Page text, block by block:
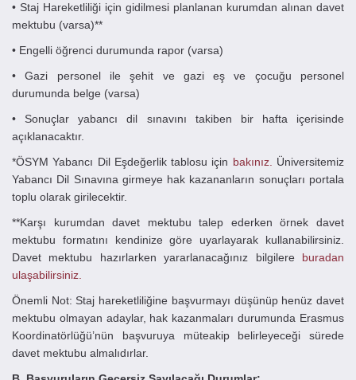
• Staj Hareketliliği için gidilmesi planlanan kurumdan alınan davet
mektubu (varsa)**
• Engelli öğrenci durumunda rapor (varsa)
• Gazi personel ile şehit ve gazi eş ve çocuğu personel
durumunda belge (varsa)
• Sonuçlar yabancı dil sınavını takiben bir hafta içerisinde
açıklanacaktır.
*ÖSYM Yabancı Dil Eşdeğerlik tablosu için bakınız.
Üniversitemiz
Yabancı Dil Sınavına girmeye hak kazananların sonuçları portala
toplu olarak girilecektir.
**Karşı kurumdan davet mektubu talep ederken örnek davet
mektubu formatını kendinize göre uyarlayarak kullanabilirsiniz.
Davet mektubu hazırlarken yararlanacağınız bilgilere buradan
ulaşabilirsiniz.
Önemli Not: Staj hareketliliğine başvurmayı düşünüp henüz davet
mektubu olmayan adaylar, hak kazanmaları durumunda Erasmus
Koordinatörlüğü’nün başvuruya müteakip belirleyeceği sürede
davet mektubu almalıdırlar.